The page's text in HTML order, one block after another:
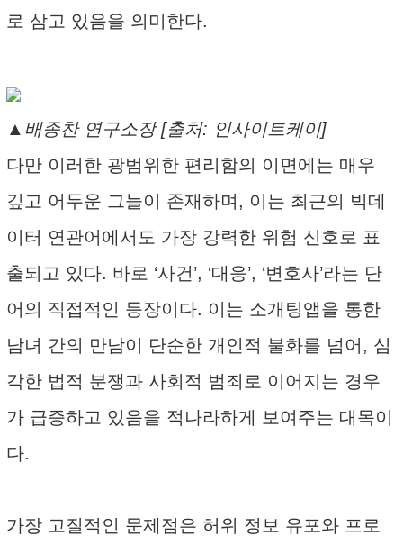
로 삼고 있음을 의미한다.
▲배종찬 연구소장 [출처: 인사이트케이]
다만 이러한 광범위한 편리함의 이면에는 매우
깊고 어두운 그늘이 존재하며, 이는 최근의 빅데
이터 연관어에서도 가장 강력한 위험 신호로 표
출되고 있다. 바로 ‘사건’, ‘대응’, ‘변호사’라는 단
어의 직접적인 등장이다. 이는 소개팅앱을 통한
남녀 간의 만남이 단순한 개인적 불화를 넘어, 심
각한 법적 분쟁과 사회적 범죄로 이어지는 경우
가 급증하고 있음을 적나라하게 보여주는 대목이
다.
가장 고질적인 문제점은 허위 정보 유포와 프로